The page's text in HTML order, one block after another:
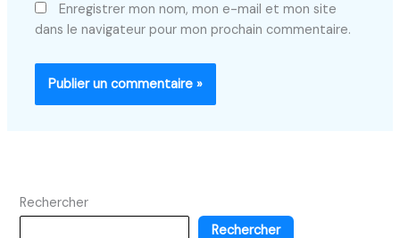
Enregistrer mon nom, mon e-mail et mon site
dans le navigateur pour mon prochain commentaire.
Rechercher
Rechercher